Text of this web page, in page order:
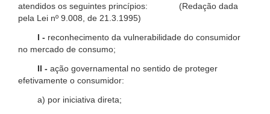
atendidos os seguintes princípios: (Redação dada
pela Lei nº 9.008, de 21.3.1995)
I - reconhecimento da vulnerabilidade do consumidor
no mercado de consumo;
II - ação governamental no sentido de proteger
efetivamente o consumidor:
a) por iniciativa direta;